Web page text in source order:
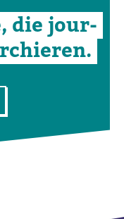
die jour­